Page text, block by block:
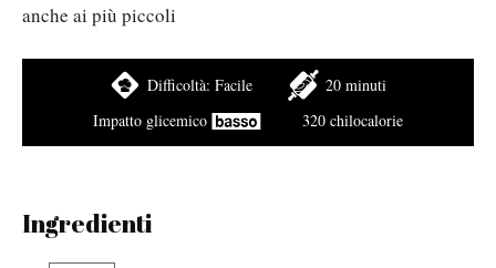
anche ai più piccoli
Difficoltà: Facile
20 minuti
Impatto glicemico
320 chilocalorie
Ingredienti